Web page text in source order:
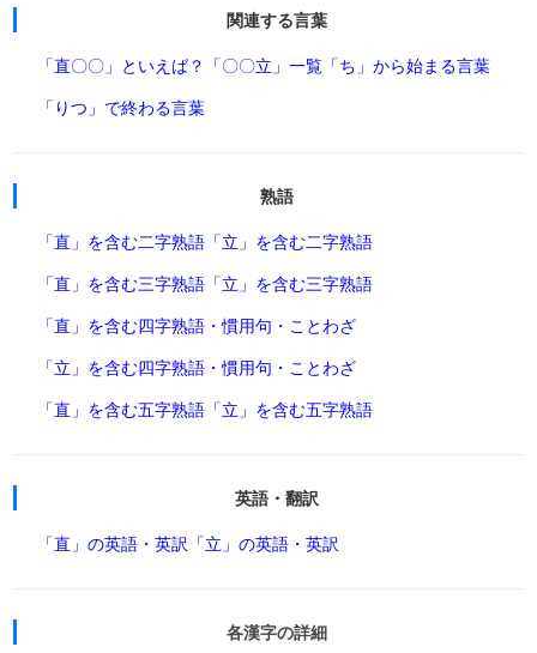
関連する言葉
「直〇〇」といえば？ 「〇〇立」一覧 「ち」から始まる言葉
「りつ」で終わる言葉
熟語
「直」を含む二字熟語 「立」を含む二字熟語
「直」を含む三字熟語 「立」を含む三字熟語
「直」を含む四字熟語・慣用句・ことわざ
「立」を含む四字熟語・慣用句・ことわざ
「直」を含む五字熟語 「立」を含む五字熟語
英語・翻訳
「直」の英語・英訳 「立」の英語・英訳
各漢字の詳細